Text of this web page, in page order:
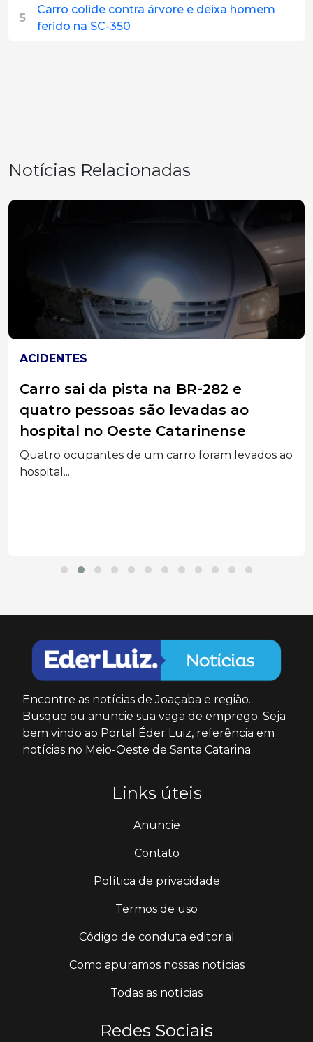
5
Carro colide contra árvore e deixa homem
ferido na SC-350
Notícias Relacionadas
ACIDENTES
Carro sai da pista na BR-282 e
quatro pessoas são levadas ao
hospital no Oeste Catarinense
Quatro ocupantes de um carro foram levados ao
hospital...
Encontre as notícias de Joaçaba e região.
Busque ou anuncie sua vaga de emprego. Seja
bem vindo ao Portal Éder Luiz, referência em
notícias no Meio-Oeste de Santa Catarina.
Links úteis
Anuncie
Contato
Política de privacidade
Termos de uso
Código de conduta editorial
Como apuramos nossas notícias
Todas as notícias
Redes Sociais